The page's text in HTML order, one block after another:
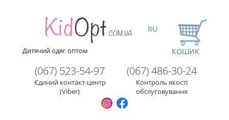
Дитячий одяг оптом
(067) 523-54-97
Єдиний контакт-центр
(Viber)
(067) 486-30-24
Контроль якості
обслуговування
RU
КОШИК